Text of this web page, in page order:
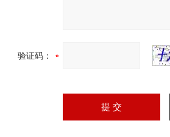
验证码：